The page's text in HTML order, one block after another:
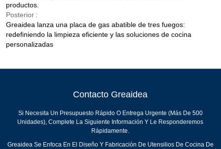
productos.
Posterior
Greaidea lanza una placa de gas abatible de tres fuegos:
redefiniendo la limpieza eficiente y las soluciones de cocina
personalizadas
Contacto Greaidea
Si Necesita Un Presupuesto Rápido O Entrega Urgente (más De 500
Unidades), Complete La Siguiente Información Y Le Responderemos
Rápidamente.
Greaidea Se Enfoca En El Diseño Y Fabricación De Utensilios De Cocina De